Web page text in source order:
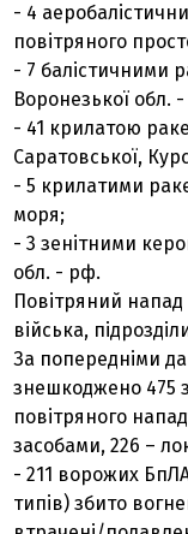
- 4
повітряного
- 7 балістичними
Воронезької обл.
- 41 крилатою
Саратовської,
- 5 крилатими
моря;
- 3 зенітними
обл. - рф.
Повітряний напад
війська,
За попередніми
знешкоджено 475
повітряного
засобами, 226 –
- 211 ворожих
типів) збито